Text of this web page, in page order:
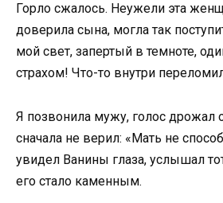
Горло сжалось. Неужели эта
доверила сына, могла так
мой свет, запертый в темноте,
страхом! Что-то внутри
Я позвонила мужу, голос дрожал
сначала не верил: «Мать не
увидел Ванины глаза, услышал
его стало каменным.